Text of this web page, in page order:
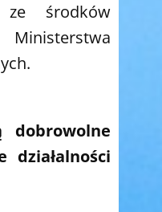
środków
dobrowolne